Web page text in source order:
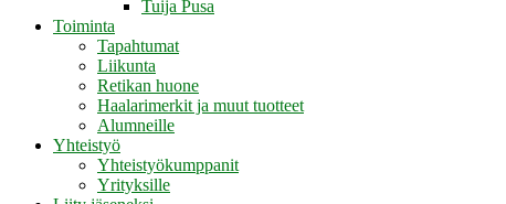
Tuija Pusa
Toiminta
Tapahtumat
Liikunta
Retikan huone
Haalarimerkit ja muut tuotteet
Alumneille
Yhteistyö
Yhteistyökumppanit
Yrityksille